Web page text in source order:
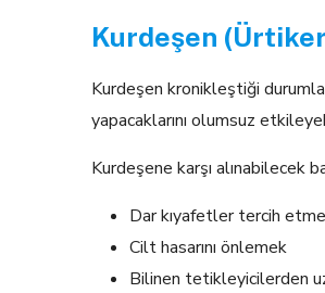
Kurdeşen
Kurdeşen kronikleştiği
yapacaklarını olumsuz
Kurdeşene karşı alınabilecek
Dar kıyafetler tercih
Cilt hasarını önlemek
Bilinen tetikleyicilerden